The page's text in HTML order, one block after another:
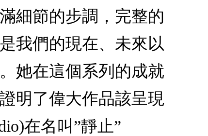
細節的步調，完整的
我們的現在、未來以
她在這個系列的成就
明了偉大作品該呈現
在名叫”靜止”